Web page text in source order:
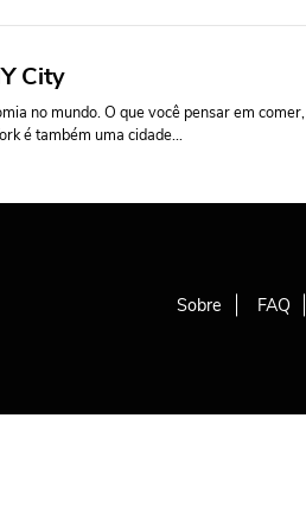
City
no mundo. O que você pensar em comer,
é também uma cidade...
Sobre FAQ